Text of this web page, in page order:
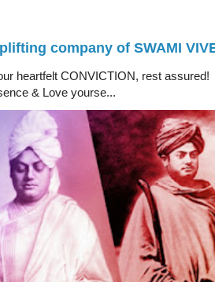
company of SWAMI
heartfelt CONVICTION, rest
& Love yourse...